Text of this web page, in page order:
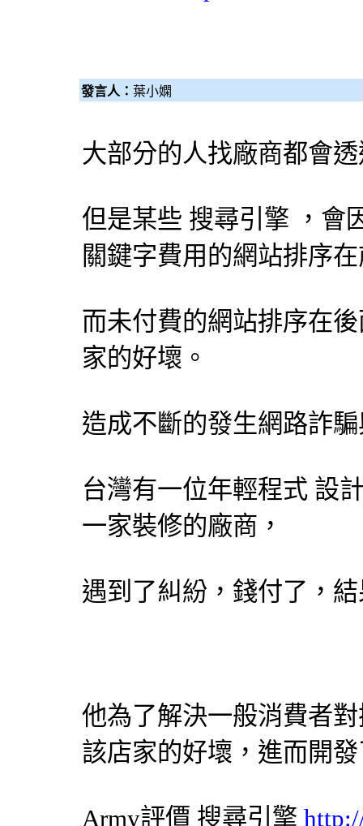
發言人： 葉小嫻
大部分的人找廠商都會
但是某些 搜尋引擎 ，會
關鍵字費用的網站排序
而未付費的網站排序在
家的好壞。
造成不斷的發生網路詐
台灣有一位年輕程式 設
一家裝修的廠商，
遇到了糾紛，錢付了，
他為了解決一般消費者
該店家的好壞，進而開
Army評價 搜尋引擎